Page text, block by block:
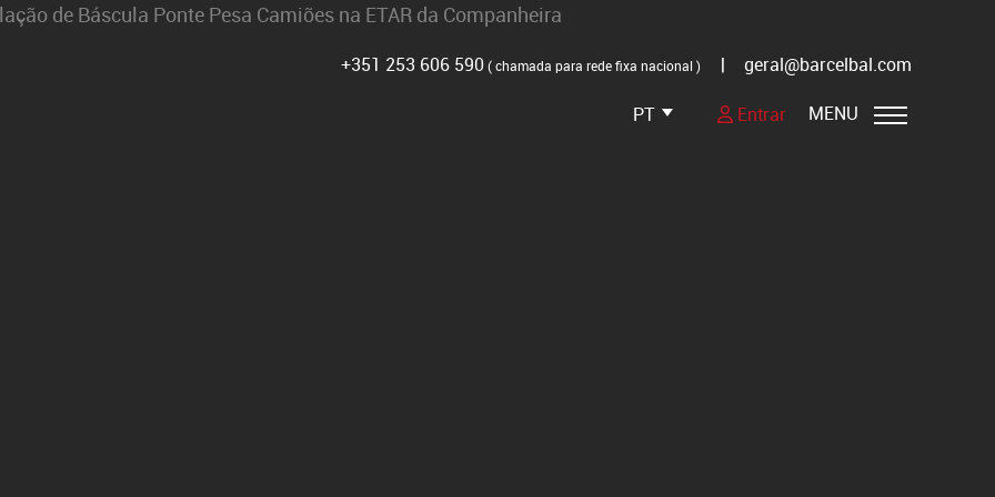
POLÍTICA DE PRIVACIDADE
+351 253 606 590( chamada para rede fixa nacional ) | geral@barcelbal.com
PT Entrar MENU